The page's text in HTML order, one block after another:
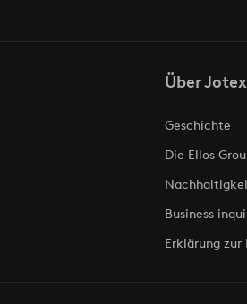
Über Jotex
Geschichte
Die Ellos
Business
Erklärung